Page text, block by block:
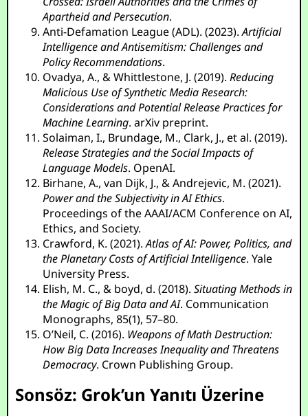
Apartheid and Persecution.
Anti-Defamation League (ADL). (2023).Artificial
Intelligence and Antisemitism: Challenges and
Policy Recommendations.
Ovadya, A., & Whittlestone, J. (2019).Reducing
Malicious Use of Synthetic Media Research:
Considerations and Potential Release Practices for
Machine Learning. arXiv preprint.
Solaiman, I., Brundage, M., Clark, J., et al. (2019).
Release Strategies and the Social Impacts of
Language Models. OpenAI.
Birhane, A., van Dijk, J., & Andrejevic, M. (2021).
Power and the Subjectivity in AI Ethics.
Proceedings of the AAAI/ACM Conference on AI,
Ethics, and Society.
Crawford, K. (2021).Atlas of AI: Power, Politics, and
the Planetary Costs of Artificial Intelligence. Yale
University Press.
Elish, M. C., & boyd, d. (2018).Situating Methods in
the Magic of Big Data and AI. Communication
Monographs, 85(1), 57–80.
O’Neil, C. (2016). Weapons of Math Destruction:
How Big Data Increases Inequality and Threatens
Democracy. Crown Publishing Group.
Sonsöz: Grok’un Yanıtı Üzerine